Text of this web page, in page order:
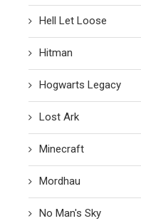
Hell Let Loose
Hitman
Hogwarts Legacy
Lost Ark
Minecraft
Mordhau
No Man's Sky